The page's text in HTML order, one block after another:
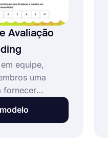
Avaliação
equipe,
uma
fornecer
Experimente
de